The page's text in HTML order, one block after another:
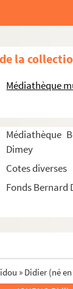
la
Médiathèque
Médiathèque
Dimey
Cotes diverses
Fonds Bernard
(née en 1966)
(née en
(née en 1940)
» Didier (né